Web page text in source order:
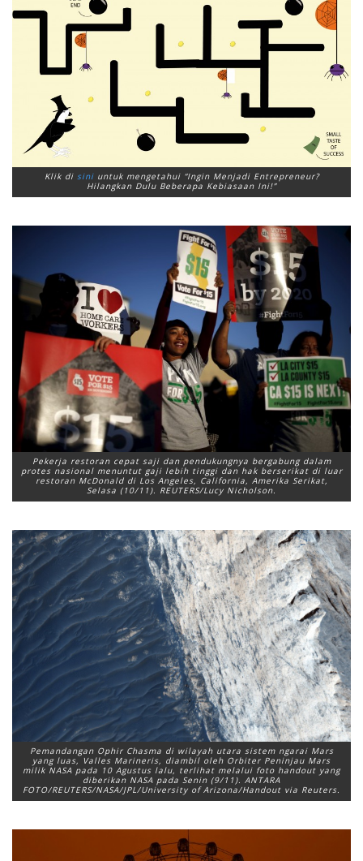
Klik di siniuntuk mengetahui “Ingin Menjadi Entrepreneur?
Hilangkan Dulu Beberapa Kebiasaan Ini!”
Pekerja restoran cepat saji dan pendukungnya bergabung dalam
protes nasional menuntut gaji lebih tinggi dan hak berserikat di luar
restoran McDonald di Los Angeles, California, Amerika Serikat,
Selasa (10/11). REUTERS/Lucy Nicholson.
Pemandangan Ophir Chasma di wilayah utara sistem ngarai Mars
yang luas, Valles Marineris, diambil oleh Orbiter Peninjau Mars
milik NASA pada 10 Agustus lalu, terlihat melalui foto handout yang
diberikan NASA pada Senin (9/11). ANTARA
FOTO/REUTERS/NASA/JPL/University of Arizona/Handout via Reuters.